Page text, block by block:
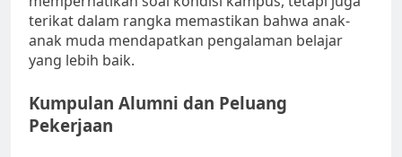
terikat dalam rangka memastikan bahwa anak-
anak muda mendapatkan pengalaman belajar
yang lebih baik.
Kumpulan Alumni dan Peluang
Pekerjaan